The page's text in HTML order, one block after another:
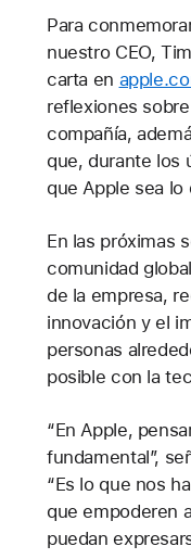
Para
nuestro CEO,
carta en
reflexiones
compañía,
que, durante los
que Apple sea lo
En las próximas
comunidad
de la empresa,
innovación y el
personas
posible con la
“En Apple,
fundamental”,
“Es lo que nos
que empoderen
puedan